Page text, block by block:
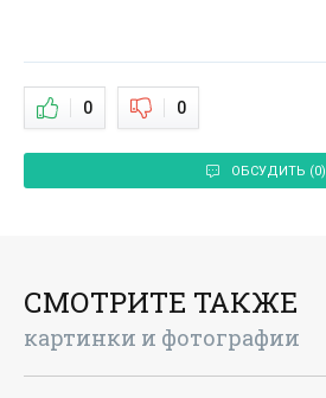
0 0
ОБСУДИТЬ (0)
СМОТРИТЕ ТАКЖЕ
картинки и фотографии